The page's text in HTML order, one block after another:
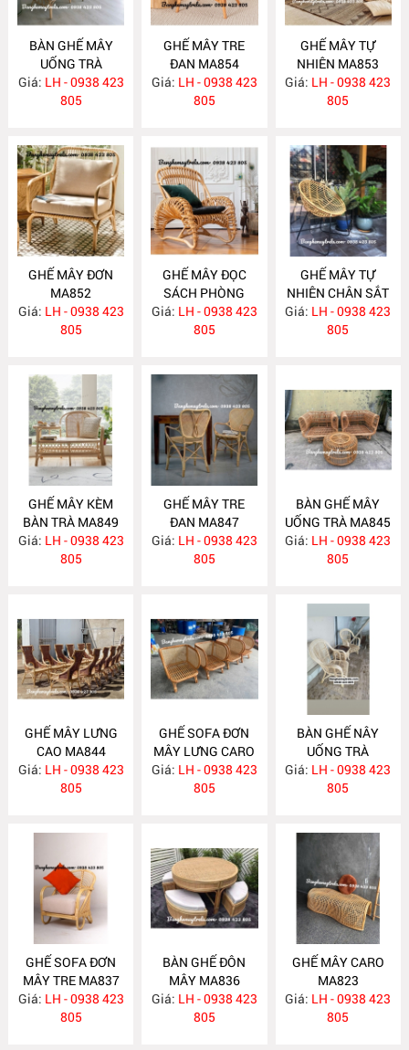
BÀN GHẾ MÂY
UỐNG TRÀ
PHÒNG NGỦ
MA855
Giá: LH - 0938 423
805
GHẾ MÂY TRE
ĐAN MA854
Giá: LH - 0938 423
805
GHẾ MÂY TỰ
NHIÊN MA853
Giá: LH - 0938 423
805
GHẾ MÂY ĐƠN
MA852
Giá: LH - 0938 423
805
GHẾ MÂY ĐỌC
SÁCH PHÒNG
NGỦ MA851
Giá: LH - 0938 423
805
GHẾ MÂY TỰ
NHIÊN CHÂN SẮT
MA850
Giá: LH - 0938 423
805
GHẾ MÂY KÈM
BÀN TRÀ MA849
Giá: LH - 0938 423
805
GHẾ MÂY TRE
ĐAN MA847
Giá: LH - 0938 423
805
BÀN GHẾ MÂY
UỐNG TRÀ MA845
Giá: LH - 0938 423
805
GHẾ MÂY LƯNG
CAO MA844
Giá: LH - 0938 423
805
GHẾ SOFA ĐƠN
MÂY LƯNG CARO
MA843
Giá: LH - 0938 423
805
BÀN GHẾ NÂY
UỐNG TRÀ
PHÒNG NGỦ
MA838
Giá: LH - 0938 423
805
GHẾ SOFA ĐƠN
MÂY TRE MA837
Giá: LH - 0938 423
805
BÀN GHẾ ĐÔN
MÂY MA836
Giá: LH - 0938 423
805
GHẾ MÂY CARO
MA823
Giá: LH - 0938 423
805